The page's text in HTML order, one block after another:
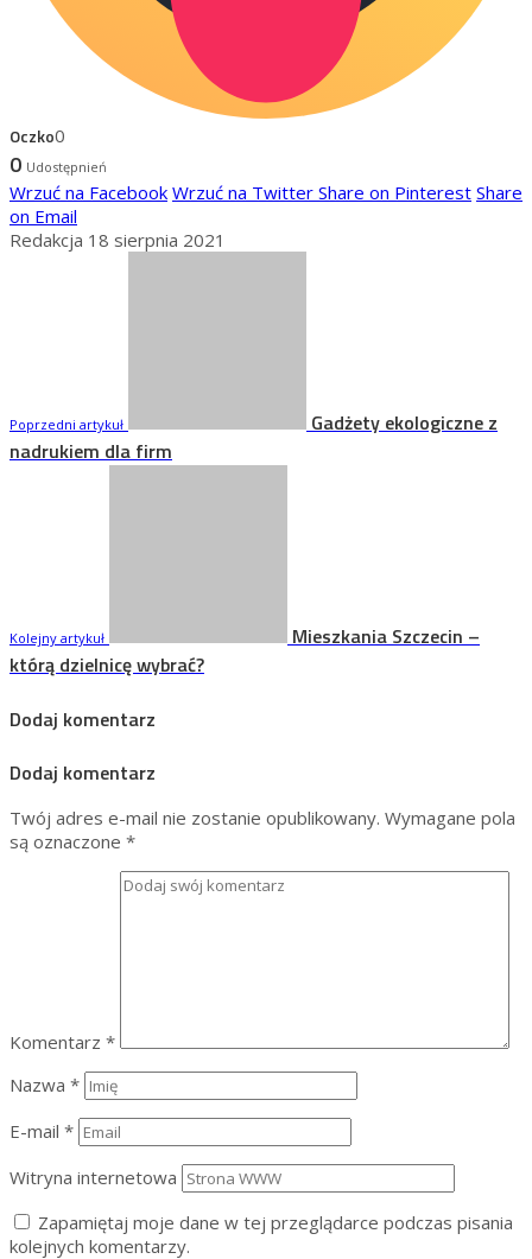
Oczko0
0 Udostępnień
Wrzuć na Facebook Wrzuć na Twitter Share on Pinterest Share
on Email
Redakcja 18 sierpnia 2021
Poprzedni artykuł
Gadżety ekologiczne z
nadrukiem dla firm
Kolejny artykuł
Mieszkania Szczecin –
którą dzielnicę wybrać?
Dodaj komentarz
Dodaj komentarz
Twój adres e-mail nie zostanie opublikowany. Wymagane pola
są oznaczone *
Komentarz *
Nazwa *
E-mail *
Witryna internetowa
Zapamiętaj moje dane w tej przeglądarce podczas pisania
kolejnych komentarzy.